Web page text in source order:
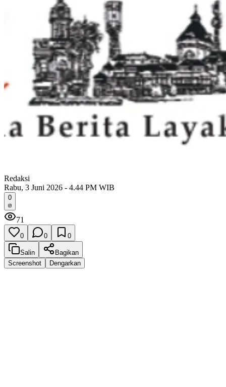
Redaksi
Rabu, 3 Juni 2026 - 4.44 PM WIB
0
71
0 0 0
Salin
Bagikan
Screenshot
Dengarkan